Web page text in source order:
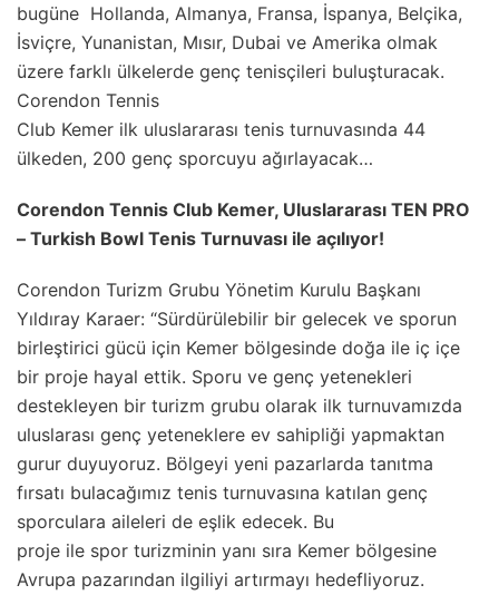
bugüne Hollanda, Almanya, Fransa, İspanya, Belçika,
İsviçre, Yunanistan, Mısır, Dubai ve Amerika olmak
üzere farklı ülkelerde genç tenisçileri buluşturacak.
Corendon Tennis
Club Kemer ilk uluslararası tenis turnuvasında 44
ülkeden, 200 genç sporcuyu ağırlayacak…
Corendon Tennis Club Kemer, Uluslararası TEN PRO
– Turkish Bowl Tenis Turnuvası ile açılıyor!
Corendon Turizm Grubu Yönetim Kurulu Başkanı
Yıldıray Karaer: “Sürdürülebilir bir gelecek ve sporun
birleştirici gücü için Kemer bölgesinde doğa ile iç içe
bir proje hayal ettik. Sporu ve genç yetenekleri
destekleyen bir turizm grubu olarak ilk turnuvamızda
uluslarası genç yeteneklere ev sahipliği yapmaktan
gurur duyuyoruz. Bölgeyi yeni pazarlarda tanıtma
fırsatı bulacağımız tenis turnuvasına katılan genç
sporculara aileleri de eşlik edecek. Bu
proje ile spor turizminin yanı sıra Kemer bölgesine
Avrupa pazarından ilgiliyi artırmayı hedefliyoruz.